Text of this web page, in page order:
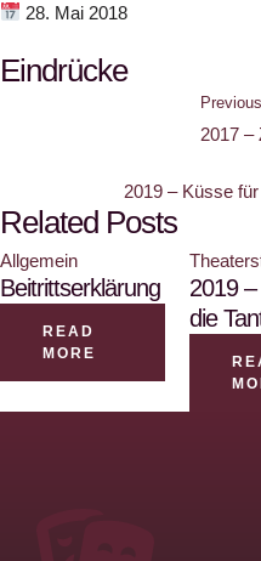
28. Mai 2018
Eindrücke
2017 –
2019 – Küsse
Related Posts
Allgemein
Beitrittserklärung
READ
MORE
2019
die